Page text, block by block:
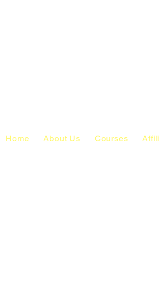
Home About Us Courses